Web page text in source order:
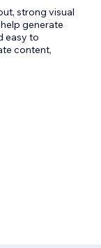
strong visual
generate
easy to
content,